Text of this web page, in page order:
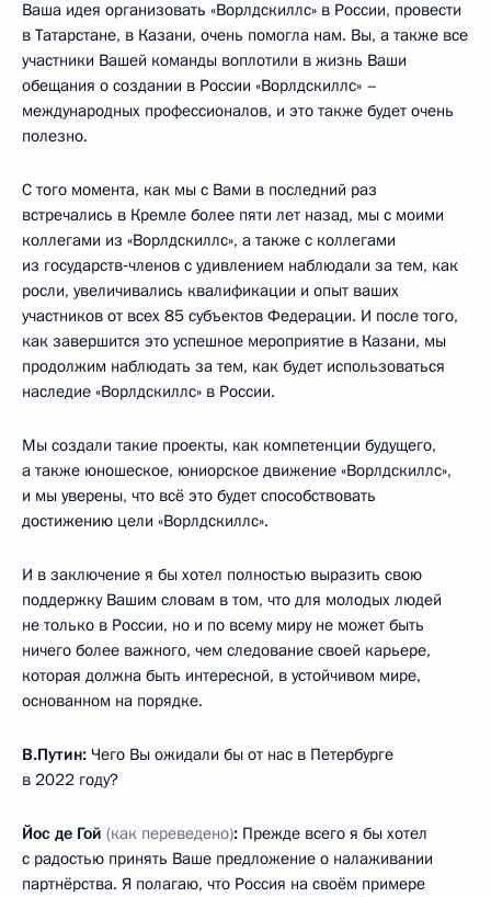
Ваша идея организовать «Ворлдскиллс» в России, провести
в Татарстане, в Казани, очень помогла нам. Вы, а также все
участники Вашей команды воплотили в жизнь Ваши
обещания о создании в России «Ворлдскиллс» –
международных профессионалов, и это также будет очень
полезно.
С того момента, как мы с Вами в последний раз
встречались в Кремле более пяти лет назад, мы с моими
коллегами из «Ворлдскиллс», а также с коллегами
из государств‑членов с удивлением наблюдали за тем, как
росли, увеличивались квалификации и опыт ваших
участников от всех 85 субъектов Федерации. И после того,
как завершится это успешное мероприятие в Казани, мы
продолжим наблюдать за тем, как будет использоваться
наследие «Ворлдскиллс» в России.
Мы создали такие проекты, как компетенции будущего,
а также юношеское, юниорское движение «Ворлдскиллс»,
и мы уверены, что всё это будет способствовать
достижению цели «Ворлдскиллс».
И в заключение я бы хотел полностью выразить свою
поддержку Вашим словам в том, что для молодых людей
не только в России, но и по всему миру не может быть
ничего более важного, чем следование своей карьере,
которая должна быть интересной, в устойчивом мире,
основанном на порядке.
В.Путин: Чего Вы ожидали бы от нас в Петербурге
в 2022 году?
Йос де Гой (как переведено): Прежде всего я бы хотел
с радостью принять Ваше предложение о налаживании
партнёрства. Я полагаю, что Россия на своём примере